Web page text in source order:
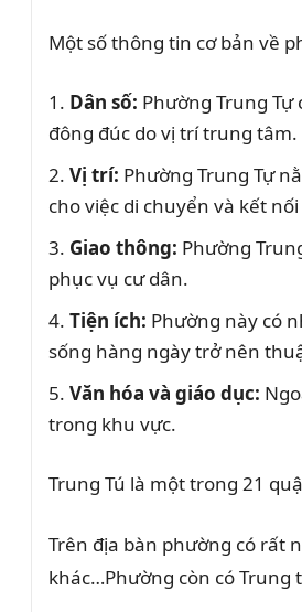
Một số thông tin cơ bản về
Dân số: Phường Trung
đông đúc do vị trí trung tâm.
Vị trí: Phường Trung Tự
cho việc di chuyển và kết
Giao thông: Phường
phục vụ cư dân.
Tiện ích: Phường này có
sống hàng ngày trở nên
Văn hóa và giáo dục:
trong khu vực.
Trung Tú là một trong 21
Trên địa bàn phường có rất
khác…Phường còn có Trung